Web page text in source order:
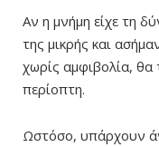
Αν η μνήμη είχε τη
της μικρής και
χωρίς αμφιβολία,
περίοπτη.
Ωστόσο, υπάρχουν